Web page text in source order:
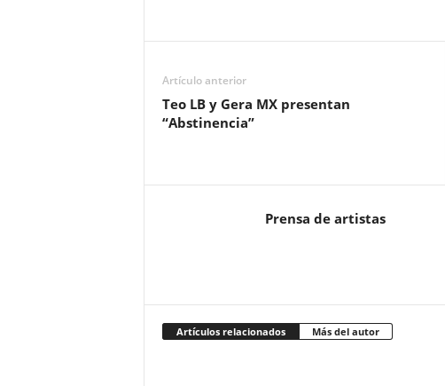
Artículo anterior
Teo LB y Gera MX presentan
“Abstinencia”
Prensa de artistas
Artículos relacionados Más del autor